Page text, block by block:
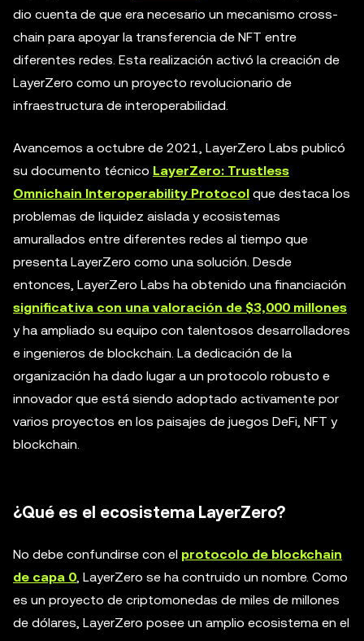
dio cuenta de que era necesario un mecanismo cross-
chain para apoyar la transferencia de NFT entre
diferentes redes. Esta realización activó la creación de
LayerZero como un proyecto revolucionario de
infraestructura de interoperabilidad.
Avancemos a octubre de 2021, LayerZero Labs publicó
su documento técnico LayerZero: Trustless
Omnichain Interoperability Protocol que destaca los
problemas de liquidez aislada y ecosistemas
amurallados entre diferentes redes al tiempo que
presenta LayerZero como una solución. Desde
entonces, LayerZero Labs ha obtenido una financiación
significativa con una valoración de $3,000 millones
y ha ampliado su equipo con talentosos desarrolladores
e ingenieros de blockchain. La dedicación de la
organización ha dado lugar a un protocolo robusto e
innovador que está siendo adoptado activamente por
varios proyectos en los paisajes de juegos DeFi, NFT y
blockchain.
¿Qué es el ecosistema LayerZero?
No debe confundirse con el protocolo de blockchain
de capa 0, LayerZero se ha contruido un nombre. Como
es un proyecto de criptomonedas de miles de millones
de dólares, LayerZero posee un amplio ecosistema en el